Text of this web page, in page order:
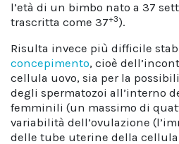
l’età di un bimbo nato a 37
trascritta come 37+3).
Risulta invece più difficile
concepimento, cioè
cellula uovo, sia per la
degli spermatozoi all’interno
femminili (un massimo di
variabilità dell’ovulazione
delle tube uterine della